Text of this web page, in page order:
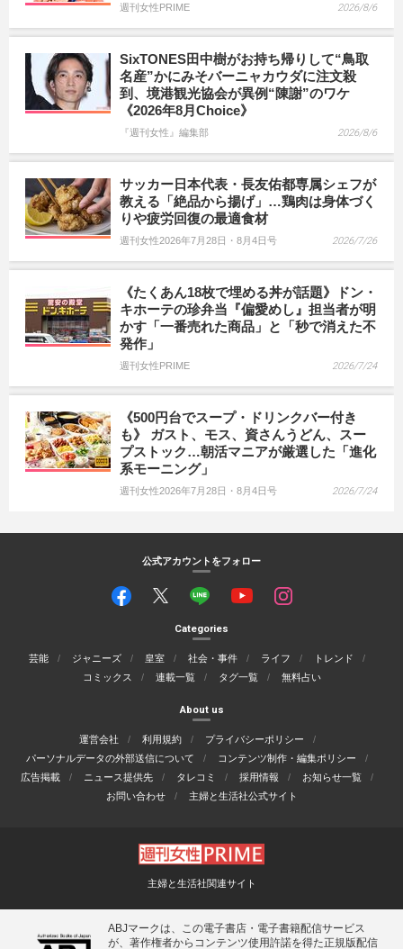
週刊女性PRIME 2026/8/6
SixTONES田中樹がお持ち帰りして“鳥取
名産”かにみそバーニャカウダに注文殺
到、境港観光協会が異例“陳謝”のワケ
《2026年8月Choice》
『週刊女性』編集部 2026/8/6
サッカー日本代表・長友佑都専属シェフが
教える「絶品から揚げ」…鶏肉は身体づく
りや疲労回復の最適食材
週刊女性2026年7月28日・8月4日号 2026/7/26
《たくあん18枚で埋める丼が話題》ドン・
キホーテの珍弁当『偏愛めし』担当者が明
かす「一番売れた商品」と「秒で消えた不
発作」
週刊女性PRIME 2026/7/24
《500円台でスープ・ドリンクバー付き
も》 ガスト、モス、資さんうどん、スー
プストック…朝活マニアが厳選した「進化
系モーニング」
週刊女性2026年7月28日・8月4日号 2026/7/24
公式アカウントをフォロー
Categories
芸能 ジャニーズ 皇室 社会・事件 ライフ
トレンド
コミックス
連載一覧 タグ一覧 無料占い
About us
運営会社 利用規約
プライバシーポリシー
パーソナルデータの外部送信について
コンテンツ制作・編集ポリシー
広告掲載
ニュース提供先 タレコミ 採用情報
お知らせ一覧
お問い合わせ
主婦と生活社公式サイト
主婦と生活社関連サイト
ABJマークは、この電子書店・電子書籍配信サービス
が、著作権者からコンテンツ使用許諾を得た正規版配信